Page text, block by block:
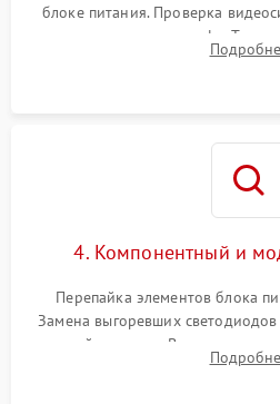
блоке питания. Проверка
помощью осциллографа.
светодиодных планок
4. Компонентный и
Перепайка элементов блока
Замена выгоревших
хрупкой матрицы.
прошивка микросхем